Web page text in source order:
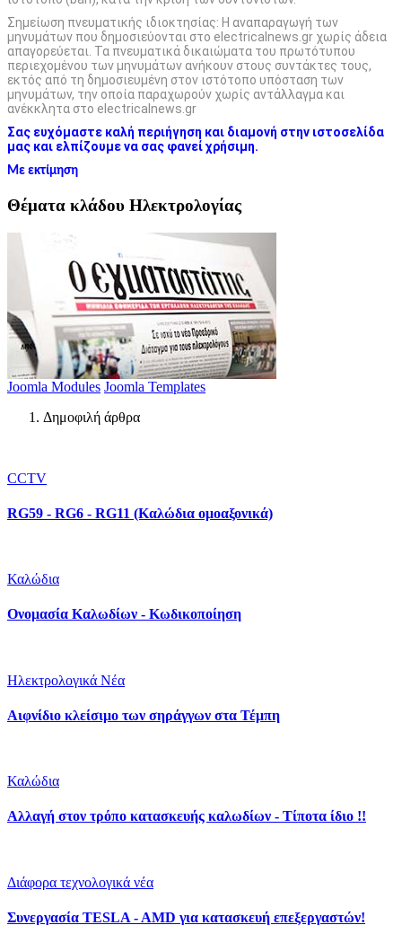
Σημείωση πνευματικής ιδιοκτησίας: Η αναπαραγωγή των
μηνυμάτων που δημοσιεύονται στο electricalnews.gr χωρίς άδεια
απαγορεύεται. Τα πνευματικά δικαιώματα του πρωτότυπου
περιεχομένου των μηνυμάτων ανήκουν στους συντάκτες τους,
εκτός από τη δημοσιευμένη στον ιστότοπο υπόσταση των
μηνυμάτων, την οποία παραχωρούν χωρίς αντάλλαγμα και
ανέκκλητα στο electricalnews.gr
Σας ευχόμαστε καλή περιήγηση και διαμονή στην ιστοσελίδα
μας και ελπίζουμε να σας φανεί χρήσιμη.
Με εκτίμηση
Θέματα κλάδου Ηλεκτρολογίας
Joomla Modules Joomla Templates
Δημοφιλή άρθρα
CCTV
RG59 - RG6 - RG11 (Καλώδια ομοαξονικά)
Καλώδια
Ονομασία Καλωδίων - Κωδικοποίηση
Ηλεκτρολογικά Νέα
Αιφνίδιο κλείσιμο των σηράγγων στα Τέμπη
Καλώδια
Αλλαγή στον τρόπο κατασκευής καλωδίων - Τίποτα ίδιο !!
Διάφορα τεχνολογικά νέα
Συνεργασία TESLA - AMD για κατασκευή επεξεργαστών!